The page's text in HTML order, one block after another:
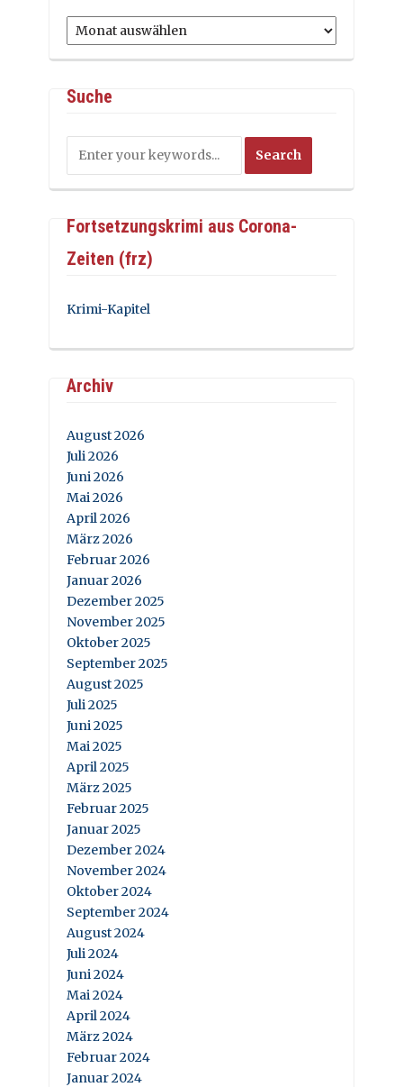
Archiv
Suche
Fortsetzungskrimi aus Corona-
Zeiten (frz)
Krimi-Kapitel
Archiv
August 2026
Juli 2026
Juni 2026
Mai 2026
April 2026
März 2026
Februar 2026
Januar 2026
Dezember 2025
November 2025
Oktober 2025
September 2025
August 2025
Juli 2025
Juni 2025
Mai 2025
April 2025
März 2025
Februar 2025
Januar 2025
Dezember 2024
November 2024
Oktober 2024
September 2024
August 2024
Juli 2024
Juni 2024
Mai 2024
April 2024
März 2024
Februar 2024
Januar 2024